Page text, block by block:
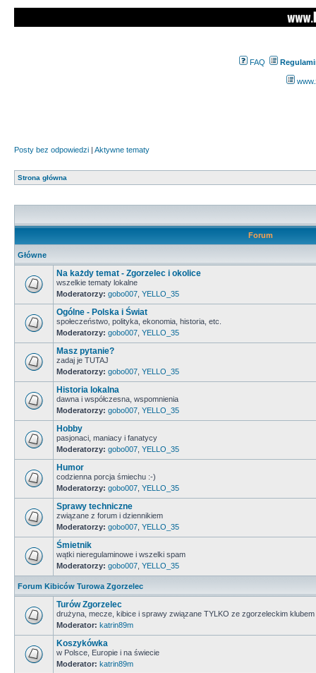
FAQ
Posty bez odpowiedzi | Aktywne tematy
Strona główna
Forum
Główne
Na każdy temat - Zgorzelec i okolice
wszelkie tematy lokalne
Moderatorzy: gobo007 YELLO_35
Ogólne - Polska i Świat
społeczeństwo, polityka, ekonomia, historia, etc.
Moderatorzy: gobo007 YELLO_35
Masz pytanie?
zadaj je TUTAJ
Moderatorzy: gobo007 YELLO_35
Historia lokalna
dawna i współczesna, wspomnienia
Moderatorzy: gobo007 YELLO_35
Hobby
pasjonaci, maniacy i fanatycy
Moderatorzy: gobo007 YELLO_35
Humor
codzienna porcja śmiechu :-)
Moderatorzy: gobo007 YELLO_35
Sprawy techniczne
związane z forum i dziennikiem
Moderatorzy: gobo007 YELLO_35
Śmietnik
wątki nieregulaminowe i wszelki spam
Moderatorzy: gobo007 YELLO_35
Forum Kibiców Turowa Zgorzelec
Turów Zgorzelec
drużyna, mecze, kibice i sprawy związane TYLKO ze zgorzeleckim klubem
Moderator: katrin89m
Koszykówka
w Polsce, Europie i na świecie
Moderator: katrin89m